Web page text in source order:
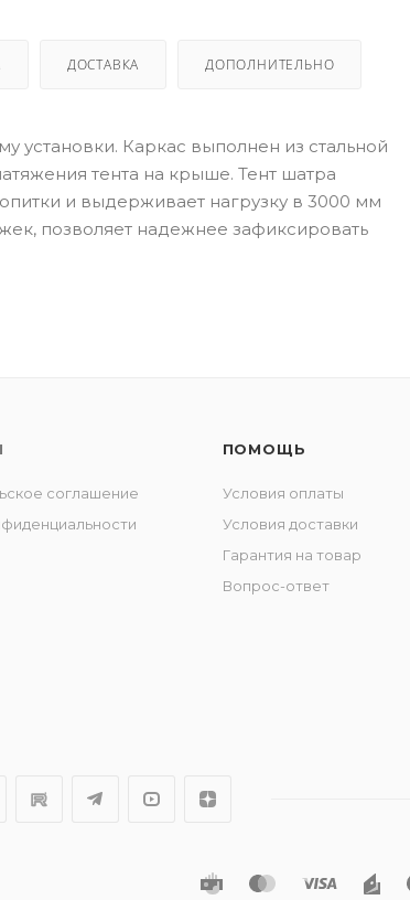
ДОСТАВКА ДОПОЛНИТЕЛЬНО
установки. Каркас выполнен из стальной
тента на крыше. Тент шатра
и выдерживает нагрузку в 3000 мм
позволяет надежнее зафиксировать
соглашение
ПОМОЩЬ
Условия оплаты
Условия доставки
Гарантия на товар
Вопрос-ответ